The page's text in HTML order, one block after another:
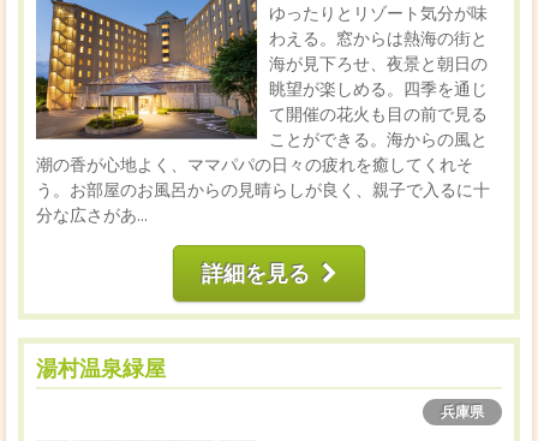
ゆったりとリゾート気分が味
わえる。窓からは熱海の街と
海が見下ろせ、夜景と朝日の
眺望が楽しめる。四季を通じ
て開催の花火も目の前で見る
ことができる。海からの風と
潮の香が心地よく、ママパパの日々の疲れを癒してくれそ
う。お部屋のお風呂からの見晴らしが良く、親子で入るに十
分な広さがあ...
詳細を見る
湯村温泉緑屋
兵庫県